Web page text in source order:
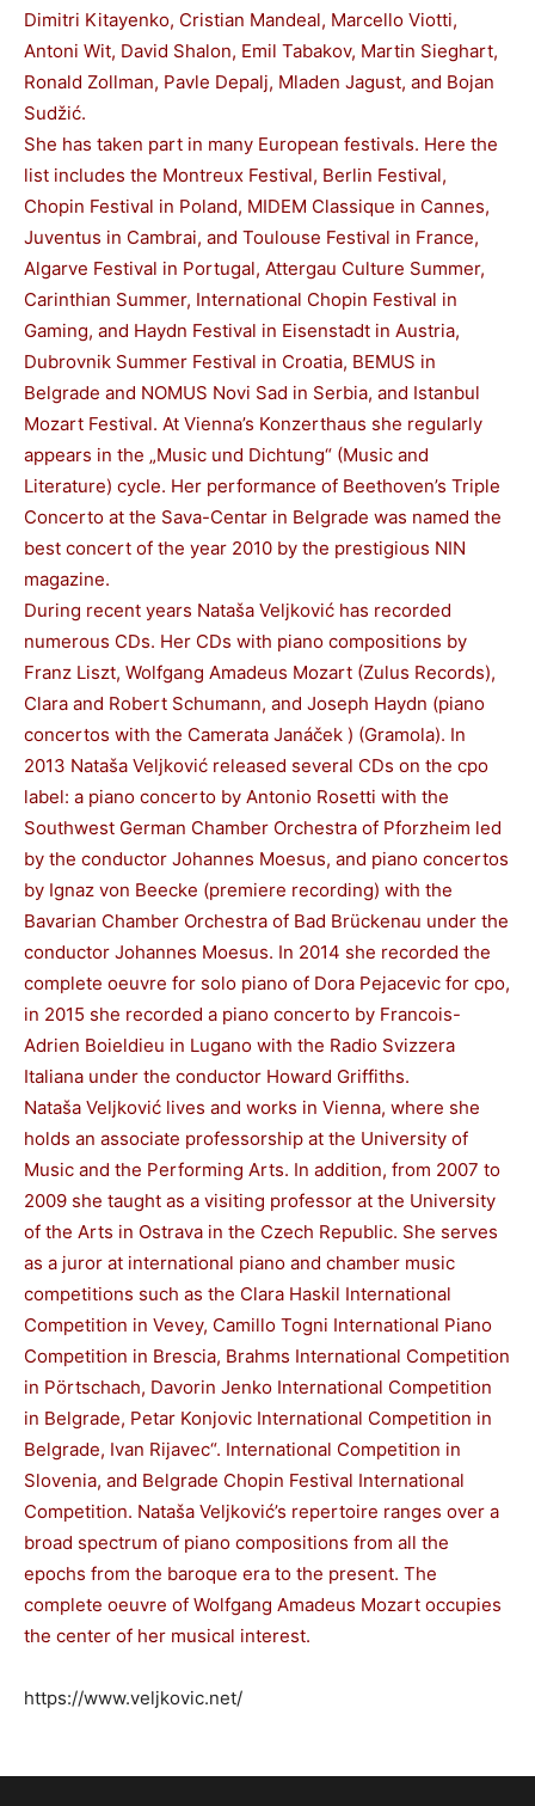
Dimitri Kitayenko, Cristian Mandeal, Marcello Viotti,
Antoni Wit, David Shalon, Emil Tabakov, Martin Sieghart,
Ronald Zollman, Pavle Depalj, Mladen Jagust, and Bojan
Sudžić.
She has taken part in many European festivals. Here the
list includes the Montreux Festival, Berlin Festival,
Chopin Festival in Poland, MIDEM Classique in Cannes,
Juventus in Cambrai, and Toulouse Festival in France,
Algarve Festival in Portugal, Attergau Culture Summer,
Carinthian Summer, International Chopin Festival in
Gaming, and Haydn Festival in Eisenstadt in Austria,
Dubrovnik Summer Festival in Croatia, BEMUS in
Belgrade and NOMUS Novi Sad in Serbia, and Istanbul
Mozart Festival. At Vienna’s Konzerthaus she regularly
appears in the „Music und Dichtung“ (Music and
Literature) cycle. Her performance of Beethoven’s Triple
Concerto at the Sava-Centar in Belgrade was named the
best concert of the year 2010 by the prestigious NIN
magazine.
During recent years Nataša Veljković has recorded
numerous CDs. Her CDs with piano compositions by
Franz Liszt, Wolfgang Amadeus Mozart (Zulus Records),
Clara and Robert Schumann, and Joseph Haydn (piano
concertos with the Camerata Janáček ) (Gramola). In
2013 Nataša Veljković released several CDs on the cpo
label: a piano concerto by Antonio Rosetti with the
Southwest German Chamber Orchestra of Pforzheim led
by the conductor Johannes Moesus, and piano concertos
by Ignaz von Beecke (premiere recording) with the
Bavarian Chamber Orchestra of Bad Brückenau under the
conductor Johannes Moesus. In 2014 she recorded the
complete oeuvre for solo piano of Dora Pejacevic for cpo,
in 2015 she recorded a piano concerto by Francois-
Adrien Boieldieu in Lugano with the Radio Svizzera
Italiana under the conductor Howard Griffiths.
Nataša Veljković lives and works in Vienna, where she
holds an associate professorship at the University of
Music and the Performing Arts. In addition, from 2007 to
2009 she taught as a visiting professor at the University
of the Arts in Ostrava in the Czech Republic. She serves
as a juror at international piano and chamber music
competitions such as the Clara Haskil International
Competition in Vevey, Camillo Togni International Piano
Competition in Brescia, Brahms International Competition
in Pörtschach, Davorin Jenko International Competition
in Belgrade, Petar Konjovic International Competition in
Belgrade, Ivan Rijavec“. International Competition in
Slovenia, and Belgrade Chopin Festival International
Competition. Nataša Veljković’s repertoire ranges over a
broad spectrum of piano compositions from all the
epochs from the baroque era to the present. The
complete oeuvre of Wolfgang Amadeus Mozart occupies
the center of her musical interest.
https://www.veljkovic.net/